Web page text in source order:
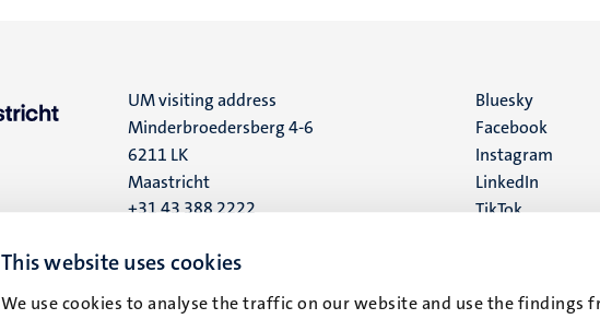
This website uses cookies
We use cookies to analyse the traffic on our website and use the findings
UM visiting address
Minderbroedersberg 4-6
6211 LK
Maastricht
+31 43 388 2222
UM postal address
6200 MD
Social
media
Bluesky
Facebook
Instagram
LinkedIn
TikTok